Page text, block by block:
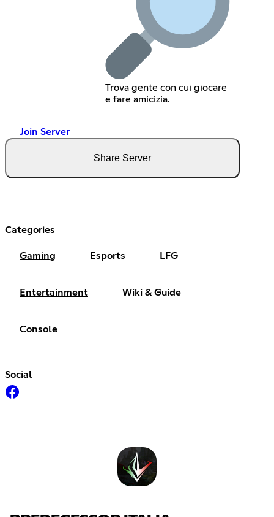
Trova gente con cui giocare
e fare amicizia.
Join Server
Share Server
Categories
Gaming Esports LFG
Entertainment Wiki & Guide
Console
Social